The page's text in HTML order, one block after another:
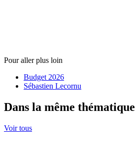
Pour aller plus loin
Budget 2026
Sébastien Lecornu
Dans la même thématique
Voir tous